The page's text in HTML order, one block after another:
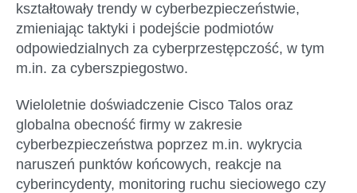
kształtowały trendy w cyberbezpieczeństwie,
zmieniając taktyki i podejście podmiotów
odpowiedzialnych za cyberprzestępczość, w tym
m.in. za cyberszpiegostwo.
Wieloletnie doświadczenie Cisco Talos oraz
globalna obecność firmy w zakresie
cyberbezpieczeństwa poprzez m.in. wykrycia
naruszeń punktów końcowych, reakcje na
cyberincydenty, monitoring ruchu sieciowego czy